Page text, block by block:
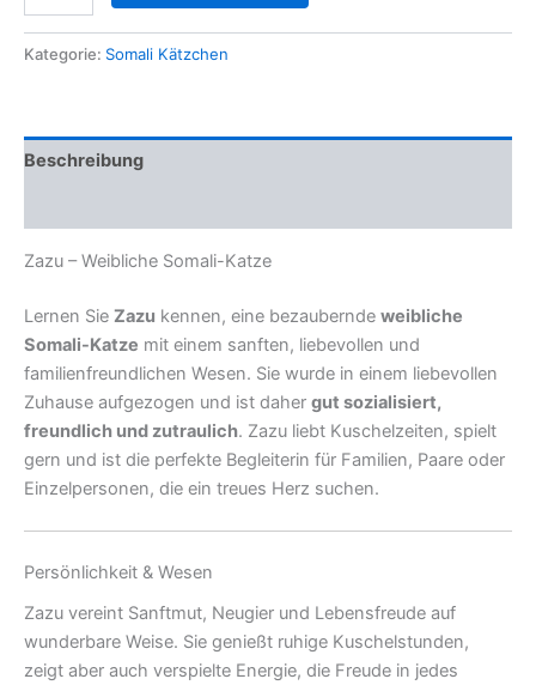
Somali-
Kategorie: Somali Kätzchen
Beschreibung
Zazu – Weibliche Somali-Katze
Lernen Sie Zazu kennen, eine bezaubernde weibliche
Somali-Katze mit einem sanften, liebevollen und
familienfreundlichen Wesen. Sie wurde in einem liebevollen
Zuhause aufgezogen und ist daher gut sozialisiert,
freundlich und zutraulich. Zazu liebt Kuschelzeiten, spielt
gern und ist die perfekte Begleiterin für Familien, Paare oder
Einzelpersonen, die ein treues Herz suchen.
Persönlichkeit & Wesen
Zazu vereint Sanftmut, Neugier und Lebensfreude auf
wunderbare Weise. Sie genießt ruhige Kuschelstunden,
zeigt aber auch verspielte Energie, die Freude in jedes